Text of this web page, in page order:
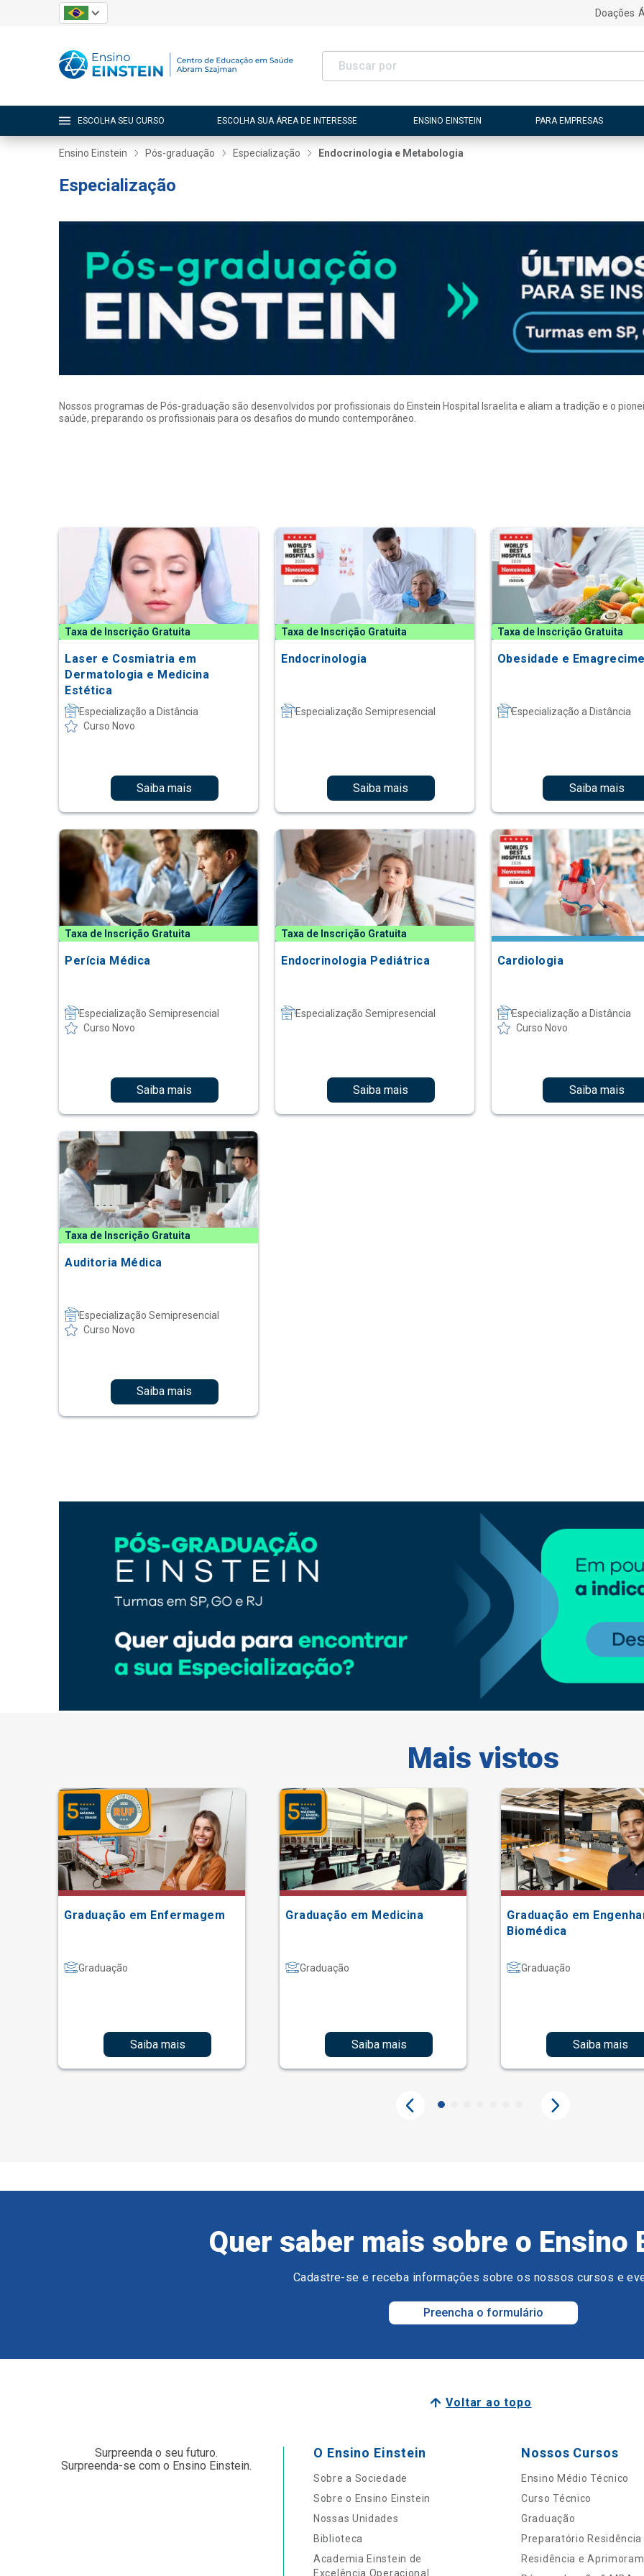
Doações
ESCOLHA SEU CURSO ESCOLHA SUA ÁREA DE INTERESSE ENSINO EINSTEIN PARA EMPRESAS
Ensino Einstein Pós-graduação Especialização Endocrinologia e Metabologia
Especialização
Nossos programas de Pós-graduação são desenvolvidos por profissionais do Einstein Hospital Israelita e aliam a tradição e o
saúde, preparando os profissionais para os desafios do mundo contemporâneo.
Taxa de Inscrição Gratuita
Laser e Cosmiatria em
Dermatologia e Medicina
Estética
Especialização a Distância
Curso Novo
Saiba mais
Taxa de Inscrição Gratuita
Endocrinologia
Especialização Semipresencial
Saiba mais
Taxa de Inscrição Gratuita
Obesidade e
Especialização a Distância
Saiba mais
Taxa de Inscrição Gratuita
Perícia Médica
Especialização Semipresencial
Curso Novo
Saiba mais
Taxa de Inscrição Gratuita
Endocrinologia Pediátrica
Especialização Semipresencial
Saiba mais
Cardiologia
Especialização a Distância
Curso Novo
Saiba mais
Taxa de Inscrição Gratuita
Auditoria Médica
Especialização Semipresencial
Curso Novo
Saiba mais
Mais vistos
Graduação em Enfermagem
Graduação
Saiba mais
Graduação em Medicina
Graduação
Saiba mais
Graduação em
Biomédica
Graduação
Saiba mais
Quer saber mais sobre o Ensino
Cadastre-se e receba informações sobre os nossos cursos e
Preencha o formulário
Voltar ao topo
Surpreenda o seu futuro.
Surpreenda-se com o Ensino Einstein.
O Ensino Einstein
Sobre a Sociedade
Sobre o Ensino Einstein
Nossas Unidades
Biblioteca
Academia Einstein de
Excelência Operacional
Nossos Cursos
Ensino Médio Técnico
Curso Técnico
Graduação
Preparatório Residência
Residência e